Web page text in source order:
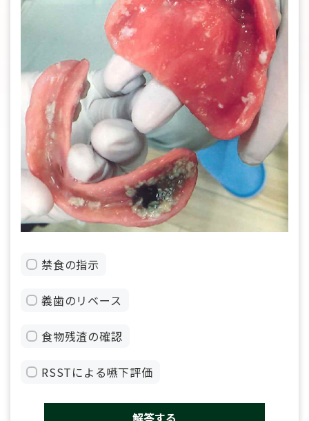
禁食の指示
義歯のリベース
食物残渣の確認
RSSTによる嚥下評価